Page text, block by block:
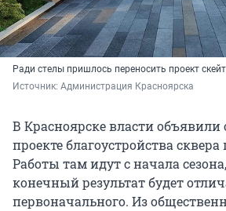
Ради стелы пришлось переносить проект
Источник: Администрация Красноярска
В Красноярске власти объявили
проекте благоустройства
Работы там идут с начала
конечный результат будет
первоначального. Из